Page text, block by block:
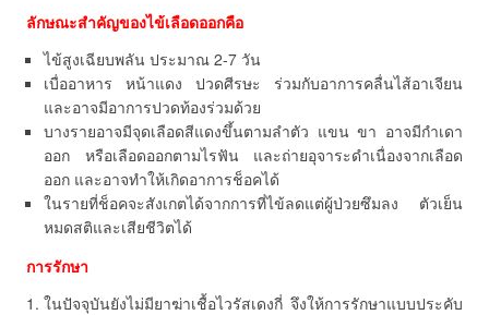
ลักษณะสำคัญของไข้เลือดออกคือ
ไข้สูงเฉียบพลัน ประมาณ 2-7 วัน
เบื่ออาหาร หน้าแดง ปวดศีรษะ ร่วมกับอาการคลื่นไส้อาเจียน
และอาจมีอาการปวดท้องร่วมด้วย
บางรายอาจมีจุดเลือดสีแดงขึ้นตามลำตัว แขน ขา อาจมีกำเดา
ออก หรือเลือดออกตามไรฟัน และถ่ายอุจาระดำเนื่องจากเลือด
ออก และอาจทำให้เกิดอาการช็อคได้
ในรายที่ช็อคจะสังเกตได้จากการที่ไข้ลดแต่ผู้ป่วยซึมลง ตัวเย็น
หมดสติและเสียชีวิตได้
การรักษา
ในปัจจุบันยังไม่มียาฆ่าเชื้อไวรัสเดงกี่ จึงให้การรักษาแบบประคับ